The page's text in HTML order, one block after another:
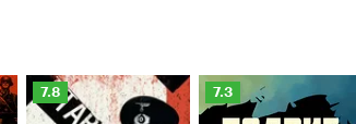
Рейтинг
Кинопоиска
7.8
Рейтинг
Кинопоиска
7.3